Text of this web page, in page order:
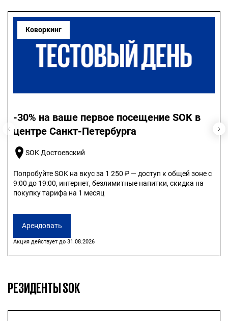
Коворкинг
-30% на ваше первое посещение SOK в
центре Санкт-Петербурга
SOK Достоевский
Попробуйте SOK на вкус за 1 250 ₽ — доступ к общей зоне с
9:00 до 19:00, интернет, безлимитные напитки, скидка на
покупку тарифа на 1 месяц
Арендовать
Акция действует до 31.08.2026
РЕЗИДЕНТЫ SOK